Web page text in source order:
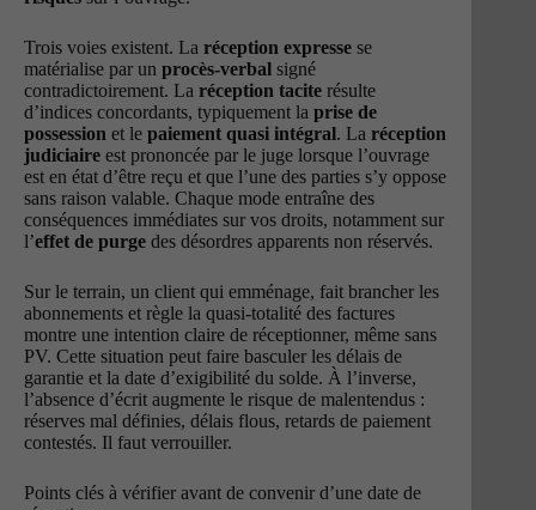
Trois voies existent. La réception expresse se
matérialise par un procès-verbal signé
contradictoirement. La réception tacite résulte
d’indices concordants, typiquement la prise de
possession et le paiement quasi intégral. La réception
judiciaire est prononcée par le juge lorsque l’ouvrage
est en état d’être reçu et que l’une des parties s’y oppose
sans raison valable. Chaque mode entraîne des
conséquences immédiates sur vos droits, notamment sur
l’effet de purge des désordres apparents non réservés.
Sur le terrain, un client qui emménage, fait brancher les
abonnements et règle la quasi-totalité des factures
montre une intention claire de réceptionner, même sans
PV. Cette situation peut faire basculer les délais de
garantie et la date d’exigibilité du solde. À l’inverse,
l’absence d’écrit augmente le risque de malentendus :
réserves mal définies, délais flous, retards de paiement
contestés. Il faut verrouiller.
Points clés à vérifier avant de convenir d’une date de